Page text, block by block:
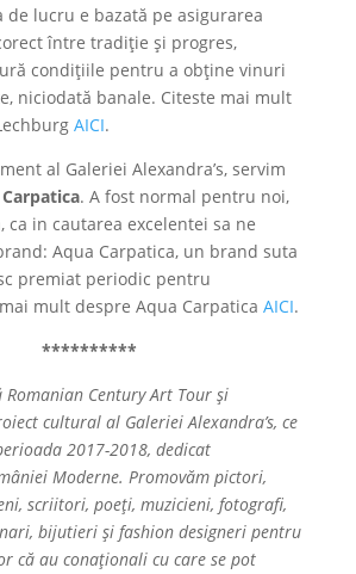
de lucru e bazată pe asigurarea
între tradiție și progres,
condițiile pentru a obține vinuri
niciodată banale. Citeste mai mult
AICI.
al Galeriei Alexandra’s, servim
. A fost normal pentru noi,
in cautarea excelentei sa ne
Aqua Carpatica, un brand suta
premiat periodic pentru
mult despre Aqua Carpatica AICI.
**********
Romanian Century Art Tour și
cultural al Galeriei Alexandra’s, ce
2017-2018, dedicat
Moderne. Promovăm pictori,
scriitori, poeți, muzicieni, fotografi,
bijutieri și fashion designeri pentru
că au conaționali cu care se pot